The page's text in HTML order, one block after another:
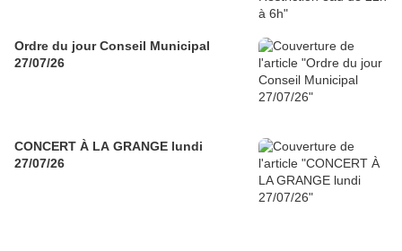
Ordre du jour Conseil Municipal
27/07/26
CONCERT À LA GRANGE lundi
27/07/26